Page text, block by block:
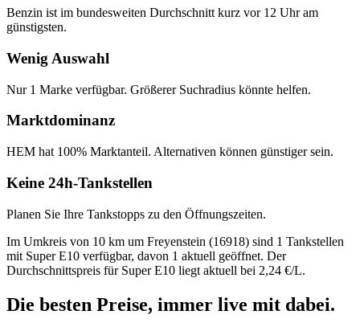
Benzin ist im bundesweiten Durchschnitt kurz vor 12 Uhr am
günstigsten.
Wenig Auswahl
Nur 1 Marke verfügbar. Größerer Suchradius könnte helfen.
Marktdominanz
HEM hat 100% Marktanteil. Alternativen können günstiger sein.
Keine 24h-Tankstellen
Planen Sie Ihre Tankstopps zu den Öffnungszeiten.
Im Umkreis von 10 km um Freyenstein (16918) sind 1 Tankstellen
mit Super E10 verfügbar, davon 1 aktuell geöffnet. Der
Durchschnittspreis für Super E10 liegt aktuell bei 2,24 €/L.
Die besten Preise, immer live mit dabei.